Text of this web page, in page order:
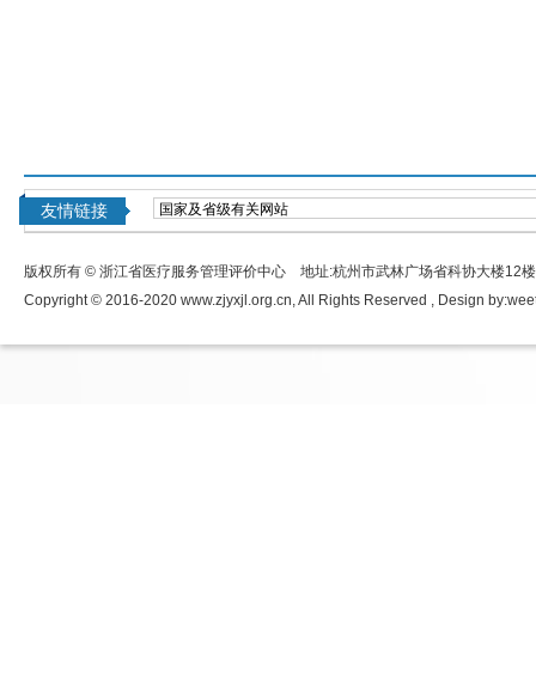
友情链接
版权所有 © 浙江省医疗服务管理评价中心 地址:杭州市武林广场省科协大楼12
Copyright © 2016-2020 www.zjyxjl.org.cn, All Rights Reserved , Design by: